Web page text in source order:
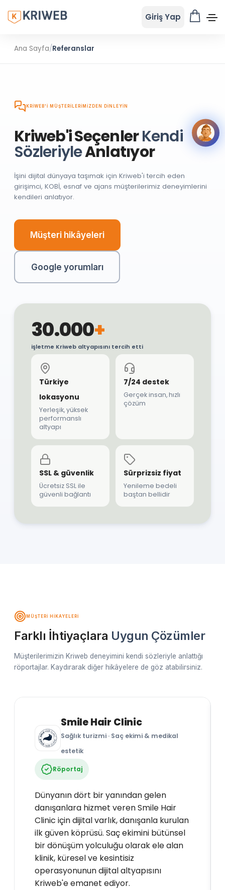
Giriş Yap
Ana Sayfa/Referanslar
KRIWEB'I MÜŞTERILERIMIZDEN DINLEYIN
Kriweb'i SeçenlerKendi
SözleriyleAnlatıyor
İşini dijital dünyaya taşımak için Kriweb'i tercih eden
girişimci, KOBİ, esnaf ve ajans müşterilerimiz deneyimlerini
kendileri anlatıyor.
Müşteri hikâyeleri
Google yorumları
30.000+
işletme Kriweb altyapısını tercih etti
Türkiye
lokasyonu
Yerleşik, yüksek
performanslı
altyapı
7/24 destek
Gerçek insan, hızlı
çözüm
SSL & güvenlik
Ücretsiz SSL ile
güvenli bağlantı
Sürprizsiz fiyat
Yenileme bedeli
baştan bellidir
MÜŞTERI HIKAYELERI
Farklı İhtiyaçlara Uygun Çözümler
Müşterilerimizin Kriweb deneyimini kendi sözleriyle anlattığı
röportajlar. Kaydırarak diğer hikâyelere de göz atabilirsiniz.
Smile Hair Clinic
Sağlık turizmi · Saç ekimi & medikal
estetik
Röportaj
Dünyanın dört bir yanından gelen
danışanlara hizmet veren Smile Hair
Clinic için dijital varlık, danışanla kurulan
ilk güven köprüsü. Saç ekimini bütünsel
bir dönüşüm yolculuğu olarak ele alan
klinik, küresel ve kesintisiz
operasyonunun dijital altyapısını
Kriweb'e emanet ediyor.